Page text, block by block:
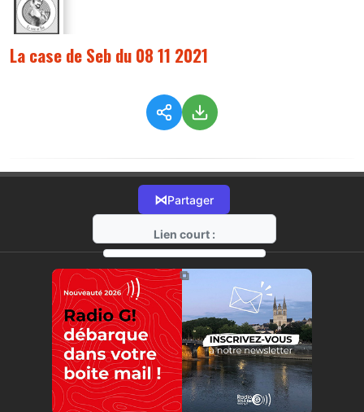
La case de Seb du 08 11 2021
⋈Partager
Lien court :
https://radio-g.fr?6554
⧉